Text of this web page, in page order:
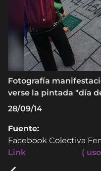
Fotografía
verse la pintada "día
28/09/14
Fuente:
Facebook Colectiva
Link
(